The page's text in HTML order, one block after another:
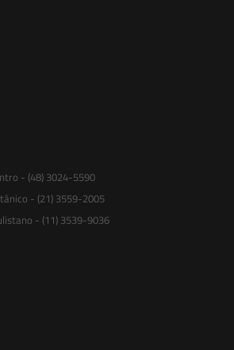
- (48) 3024-5590
- (21) 3559-2005
- (11) 3539-9036